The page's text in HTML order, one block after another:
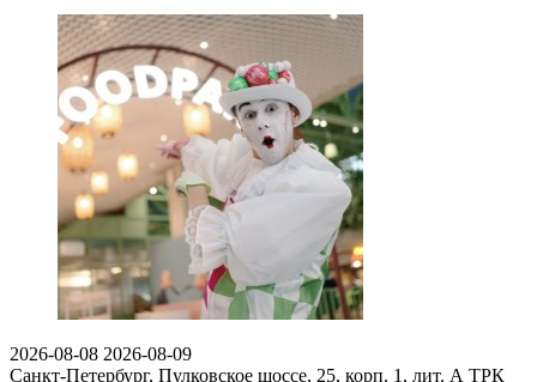
2026-08-08 2026-08-09
Санкт-Петербург, Пулковское шоссе, 25, корп. 1, лит. А ТРК